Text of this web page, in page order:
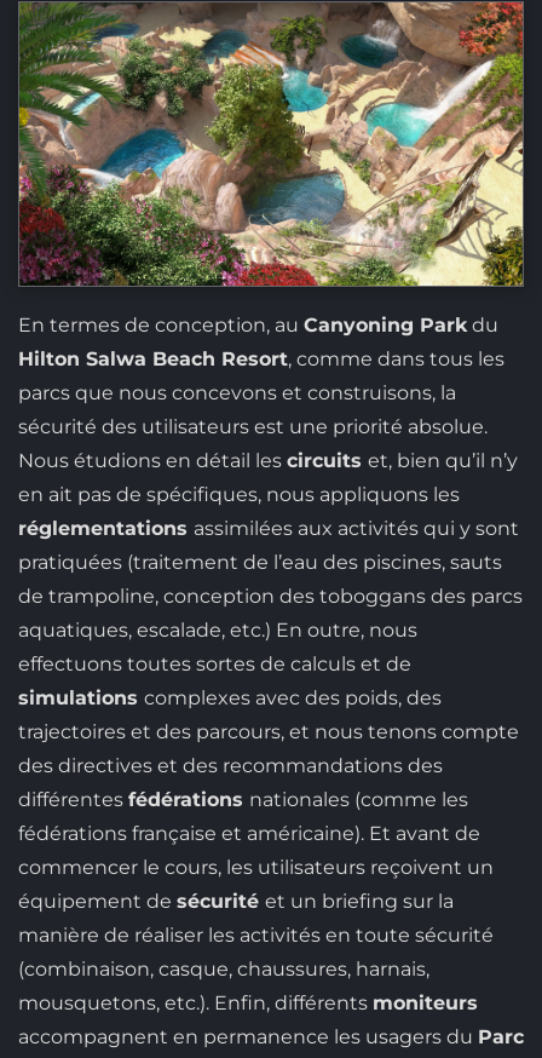
En termes de conception, au Canyoning Parkdu
Hilton Salwa Beach Resort, comme dans tous les
parcs que nous concevons et construisons, la
sécurité des utilisateurs est une priorité absolue.
Nous étudions en détail les circuits et, bien qu’il n’y
en ait pas de spécifiques, nous appliquons les
réglementations assimilées aux activités qui y sont
pratiquées (traitement de l’eau des piscines, sauts
de trampoline, conception des toboggans des parcs
aquatiques, escalade, etc.) En outre, nous
effectuons toutes sortes de calculs et de
simulations complexes avec des poids, des
trajectoires et des parcours, et nous tenons compte
des directives et des recommandations des
différentes fédérations nationales (comme les
fédérations française et américaine). Et avant de
commencer le cours, les utilisateurs reçoivent un
équipement de sécurité et un briefing sur la
manière de réaliser les activités en toute sécurité
(combinaison, casque, chaussures, harnais,
mousquetons, etc.). Enfin, différents moniteurs
accompagnent en permanence les usagers du Parc